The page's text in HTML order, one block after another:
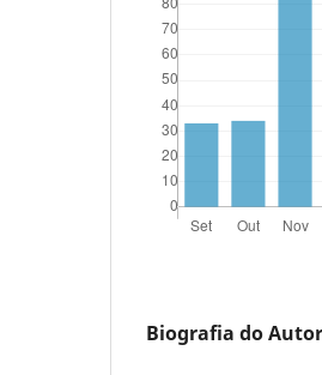
Biografia do Autor